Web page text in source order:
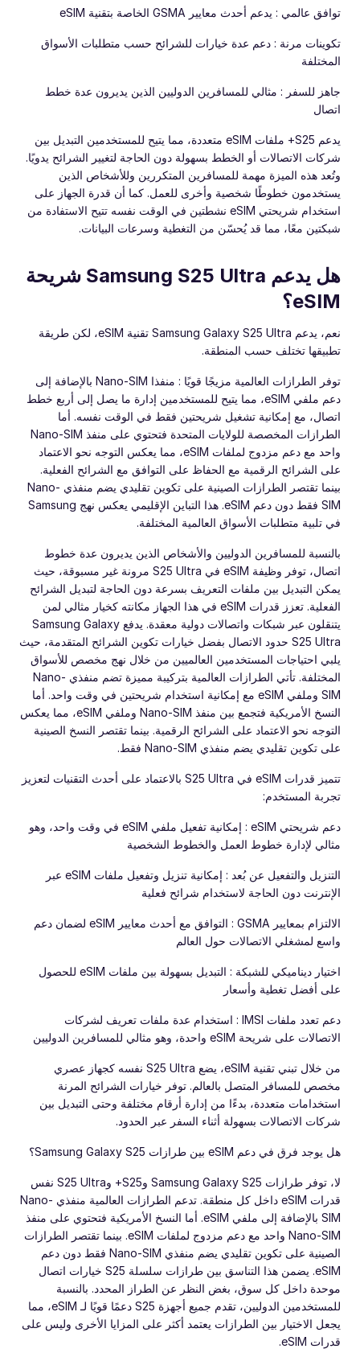
توافق عالمي : يدعم أحدث معايير GSMA الخاصة بتقنية eSIM
تكوينات مرنة : دعم عدة خيارات للشرائح حسب متطلبات الأسواق
المختلفة
جاهز للسفر : مثالي للمسافرين الدوليين الذين يديرون عدة خطط
اتصال
يدعم S25+ ملفات eSIM متعددة، مما يتيح للمستخدمين التبديل بين
شركات الاتصالات أو الخطط بسهولة دون الحاجة لتغيير الشرائح يدويًا.
وتُعد هذه الميزة مهمة للمسافرين المتكررين وللأشخاص الذين
يستخدمون خطوطًا شخصية وأخرى للعمل. كما أن قدرة الجهاز على
استخدام شريحتي eSIM نشطتين في الوقت نفسه تتيح الاستفادة من
شبكتين معًا، مما قد يُحسّن من التغطية وسرعات البيانات.
هل يدعم Samsung S25 Ultra شريحة
eSIM؟
نعم، يدعم Samsung Galaxy S25 Ultra تقنية eSIM، لكن طريقة
تطبيقها تختلف حسب المنطقة.
توفر الطرازات العالمية مزيجًا قويًا : منفذا Nano-SIM بالإضافة إلى
دعم ملفي eSIM، مما يتيح للمستخدمين إدارة ما يصل إلى أربع خطط
اتصال، مع إمكانية تشغيل شريحتين فقط في الوقت نفسه. أما
الطرازات المخصصة للولايات المتحدة فتحتوي على منفذ Nano-SIM
واحد مع دعم مزدوج لملفات eSIM، مما يعكس التوجه نحو الاعتماد
على الشرائح الرقمية مع الحفاظ على التوافق مع الشرائح الفعلية.
بينما تقتصر الطرازات الصينية على تكوين تقليدي يضم منفذي Nano-
SIM فقط دون دعم eSIM. هذا التباين الإقليمي يعكس نهج Samsung
في تلبية متطلبات الأسواق العالمية المختلفة.
بالنسبة للمسافرين الدوليين والأشخاص الذين يديرون عدة خطوط
اتصال، توفر وظيفة eSIM في S25 Ultra مرونة غير مسبوقة، حيث
يمكن التبديل بين ملفات التعريف بسرعة دون الحاجة لتبديل الشرائح
الفعلية. تعزز قدرات eSIM في هذا الجهاز مكانته كخيار مثالي لمن
يتنقلون عبر شبكات واتصالات دولية معقدة. يدفع Samsung Galaxy
S25 Ultra حدود الاتصال بفضل خيارات تكوين الشرائح المتقدمة، حيث
يلبي احتياجات المستخدمين العالميين من خلال نهج مخصص للأسواق
المختلفة. تأتي الطرازات العالمية بتركيبة مميزة تضم منفذي Nano-
SIM وملفي eSIM مع إمكانية استخدام شريحتين في وقت واحد. أما
النسخ الأمريكية فتجمع بين منفذ Nano-SIM وملفي eSIM، مما يعكس
التوجه نحو الاعتماد على الشرائح الرقمية. بينما تقتصر النسخ الصينية
على تكوين تقليدي يضم منفذي Nano-SIM فقط.
تتميز قدرات eSIM في S25 Ultra بالاعتماد على أحدث التقنيات لتعزيز
تجربة المستخدم:
دعم شريحتي eSIM : إمكانية تفعيل ملفي eSIM في وقت واحد، وهو
مثالي لإدارة خطوط العمل والخطوط الشخصية
التنزيل والتفعيل عن بُعد : إمكانية تنزيل وتفعيل ملفات eSIM عبر
الإنترنت دون الحاجة لاستخدام شرائح فعلية
الالتزام بمعايير GSMA : التوافق مع أحدث معايير eSIM لضمان دعم
واسع لمشغلي الاتصالات حول العالم
اختيار ديناميكي للشبكة : التبديل بسهولة بين ملفات eSIM للحصول
على أفضل تغطية وأسعار
دعم تعدد ملفات IMSI : استخدام عدة ملفات تعريف لشركات
الاتصالات على شريحة eSIM واحدة، وهو مثالي للمسافرين الدوليين
من خلال تبني تقنية eSIM، يضع S25 Ultra نفسه كجهاز عصري
مخصص للمسافر المتصل بالعالم. توفر خيارات الشرائح المرنة
استخدامات متعددة، بدءًا من إدارة أرقام مختلفة وحتى التبديل بين
شركات الاتصالات بسهولة أثناء السفر عبر الحدود.
هل يوجد فرق في دعم eSIM بين طرازات Samsung Galaxy S25؟
لا، توفر طرازات Samsung Galaxy S25 وS25+ وS25 Ultra نفس
قدرات eSIM داخل كل منطقة. تدعم الطرازات العالمية منفذي Nano-
SIM بالإضافة إلى ملفي eSIM. أما النسخ الأمريكية فتحتوي على منفذ
Nano-SIM واحد مع دعم مزدوج لملفات eSIM. بينما تقتصر الطرازات
الصينية على تكوين تقليدي يضم منفذي Nano-SIM فقط دون دعم
eSIM. يضمن هذا التناسق بين طرازات سلسلة S25 خيارات اتصال
موحدة داخل كل سوق، بغض النظر عن الطراز المحدد. بالنسبة
للمستخدمين الدوليين، تقدم جميع أجهزة S25 دعمًا قويًا لـ eSIM، مما
يجعل الاختيار بين الطرازات يعتمد أكثر على المزايا الأخرى وليس على
قدرات eSIM.